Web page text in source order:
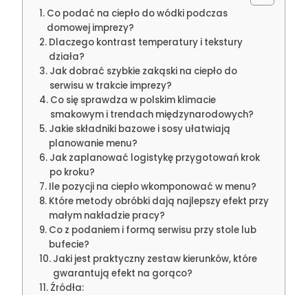
Co podać na ciepło do wódki podczas
domowej imprezy?
Dlaczego kontrast temperatury i tekstury
działa?
Jak dobrać szybkie zakąski na ciepło do
serwisu w trakcie imprezy?
Co się sprawdza w polskim klimacie
smakowym i trendach międzynarodowych?
Jakie składniki bazowe i sosy ułatwiają
planowanie menu?
Jak zaplanować logistykę przygotowań krok
po kroku?
Ile pozycji na ciepło wkomponować w menu?
Które metody obróbki dają najlepszy efekt przy
małym nakładzie pracy?
Co z podaniem i formą serwisu przy stole lub
bufecie?
Jaki jest praktyczny zestaw kierunków, które
gwarantują efekt na gorąco?
Źródła: